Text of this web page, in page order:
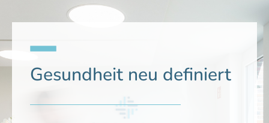
Gesundheit neu definiert